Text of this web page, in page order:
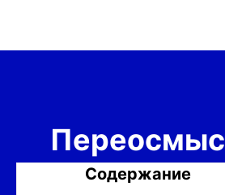
содержимому
Содержание